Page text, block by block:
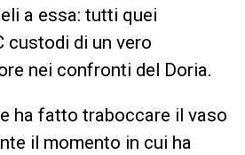
a essa: tutti quei
custodi di un vero
nei confronti del Doria.
ha fatto traboccare il vaso
il momento in cui ha